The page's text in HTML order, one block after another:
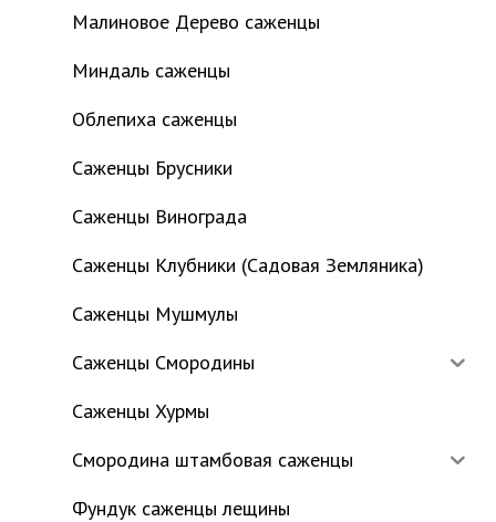
Малиновое Дерево саженцы
Миндаль саженцы
Облепиха саженцы
Саженцы Брусники
Саженцы Винограда
Саженцы Клубники (Садовая Земляника)
Саженцы Мушмулы
Саженцы Смородины
Саженцы Хурмы
Смородина штамбовая саженцы
Фундук саженцы лещины